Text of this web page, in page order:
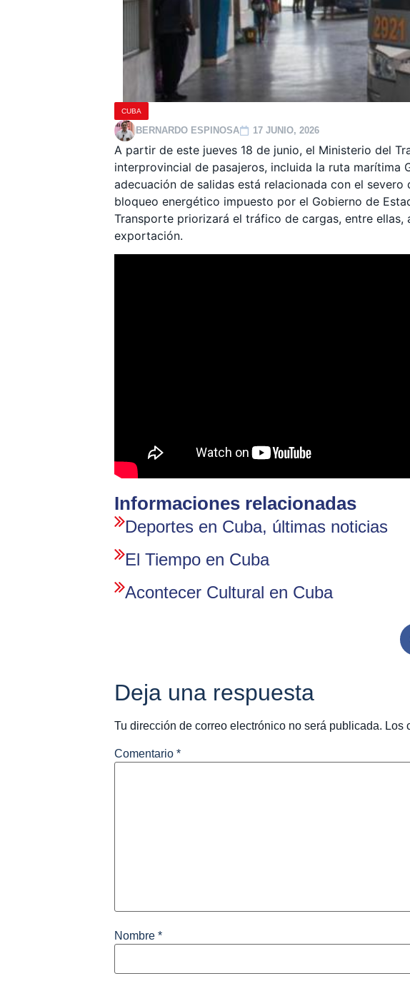
CUBA
BERNARDO ESPINOSA 17 JUNIO, 2026
A partir de este jueves 18 de junio, el Ministerio del
interprovincial de pasajeros, incluida la ruta marítima
adecuación de salidas está relacionada con el
bloqueo energético impuesto por el Gobierno de
Transporte priorizará el tráfico de cargas, entre
exportación.
Informaciones relacionadas
Deportes en Cuba, últimas noticias
El Tiempo en Cuba
Acontecer Cultural en Cuba
Deja una respuesta
Tu dirección de correo electrónico no será publicada. Los
Comentario *
Nombre *